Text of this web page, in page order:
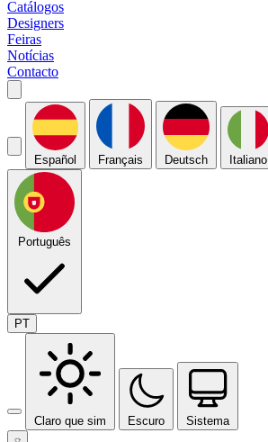
Catálogos
Designers
Feiras
Notícias
Contacto
Español Français Deutsch Italiano
Português
PT
Claro que sim Escuro Sistema